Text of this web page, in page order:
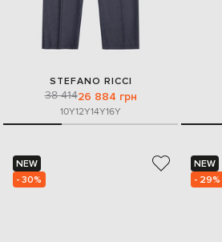
STEFANO RICCI
38 41426 884 грн
10Y12Y14Y16Y
NEW
- 30%
NEW
- 29%